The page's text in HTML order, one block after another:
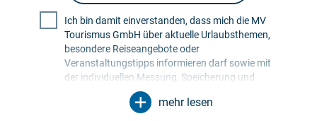
Ich bin damit einverstanden, dass mich die MV
Tourismus GmbH über aktuelle Urlaubsthemen,
besondere Reiseangebote oder
Veranstaltungstipps informieren darf sowie mit
der individuellen Messung, Speicherung und
Auswertung von Öffnungs- und Klickraten in
Empfängerprofilen zu Zwecken der Gestaltung
mehr lesen